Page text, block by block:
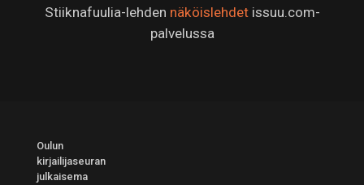
Stiiknafuulia-lehden näköislehdetissuu.com-
palvelussa
Oulun
kirjailijaseuran
julkaisema